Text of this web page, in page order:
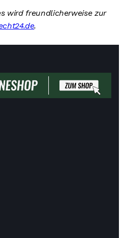
wird freundlicherweise zur
.